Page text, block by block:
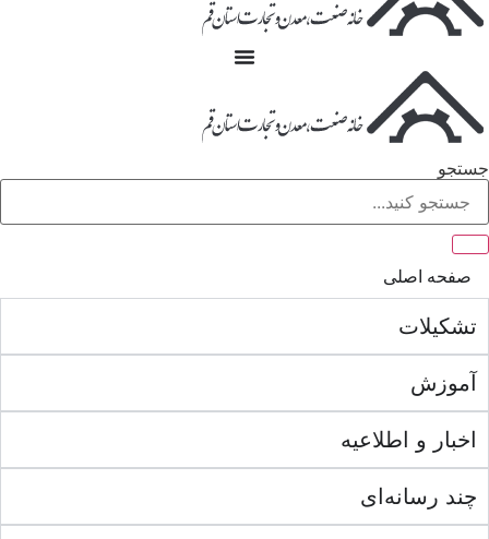
جستجو
صفحه اصلی
تشکیلات
آموزش
اخبار و اطلاعیه
چند رسانه‌ای